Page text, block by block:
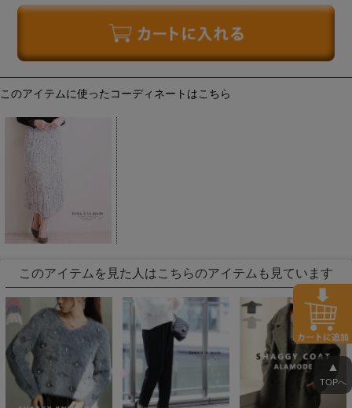
このアイテムに使ったコーディネートはこちら
このアイテムを見た人はこちらのアイテムも見ています
▲
TOPへ